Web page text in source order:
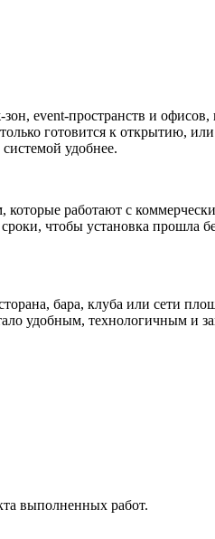
event-пространств и офисов,
готовится к открытию,
удобнее.
работают с
чтобы установка прошла
бара, клуба или сети
удобным, технологичным и
выполненных работ.